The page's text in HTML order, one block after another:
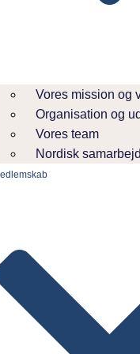
Vores mission og
Organisation og
Vores team
Nordisk